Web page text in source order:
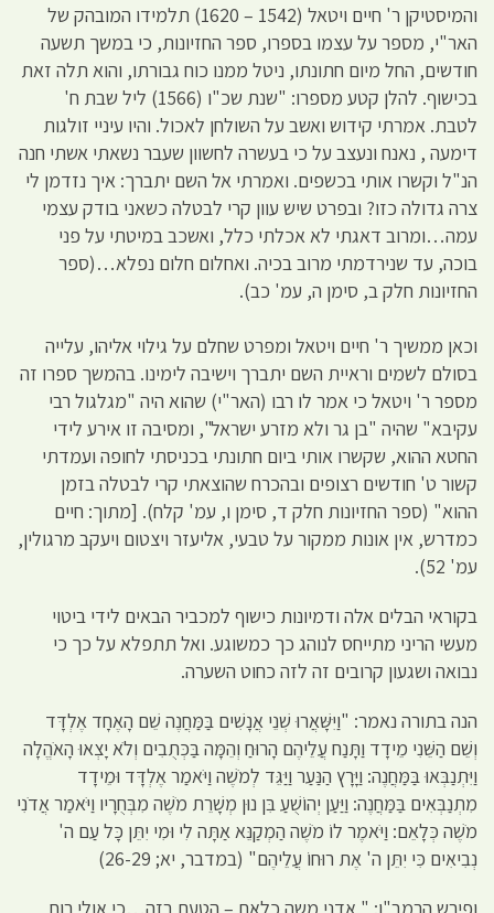
והמיסטיקן ר' חיים ויטאל (1542 – 1620) תלמידו המובהק של
האר"י, מספר על עצמו בספרו, ספר החזיונות, כי במשך תשעה
חודשים, החל מיום חתונתו, ניטל ממנו כוח גבורתו, והוא תלה זאת
בכישוף. להלן קטע מספרו: "שנת שכ"ו (1566) ליל שבת ח'
לטבת. אמרתי קידוש ואשב על השולחן לאכול. והיו עיניי זולגות
דימעה , נאנח ונעצב על כי בעשרה לחשוון שעבר נשאתי אשתי חנה
הנ"ל וקשרו אותי בכשפים. ואמרתי אל השם יתברך: איך נזדמן לי
צרה גדולה כזו? ובפרט שיש עוון קרי לבטלה כשאני בודק עצמי
עמה…ומרוב דאגתי לא אכלתי כלל, ואשכב במיטתי על פני
בוכה, עד שנירדמתי מרוב בכיה. ואחלום חלום נפלא…(ספר
החזיונות חלק ב, סימן ה, עמ' כב).
וכאן ממשיך ר' חיים ויטאל ומפרט שחלם על גילוי אליהו, עלייה
בסולם לשמים וראיית השם יתברך וישיבה לימינו. בהמשך ספרו זה
מספר ר' ויטאל כי אמר לו רבו (האר"י) שהוא היה "מגלגול רבי
עקיבא" שהיה "בן גר ולא מזרע ישראל", ומסיבה זו אירע לידי
החטא ההוא, שקשרו אותי ביום חתונתי בכניסתי לחופה ועמדתי
קשור ט' חודשים רצופים ובהכרח שהוצאתי קרי לבטלה בזמן
ההוא" (ספר החזיונות חלק ד, סימן ו, עמ' קלח). [מתוך: חיים
כמדרש, אין אונות ממקור על טבעי, אליעזר ויצטום ויעקב מרגולין,
עמ' 52).
בקוראי הבלים אלה ודמיונות כישוף למכביר הבאים לידי ביטוי
מעשי הריני מתייחס לנוהג כך כמשוגע. ואל תתפלא על כך כי
נבואה ושגעון קרובים זה לזה כחוט השערה.
הנה בתורה נאמר: "וַיִּשָּׁאֲרוּ שְׁנֵי אֲנָשִׁים בַּמַּחֲנֶה שֵׁם הָאֶחָד אֶלְדָּד
וְשֵׁם הַשֵּׁנִי מֵידָד וַתָּנַח עֲלֵיהֶם הָרוּחַ וְהֵמָּה בַּכְּתֻבִים וְלֹא יָצְאוּ הָאֹהֱלָה
וַיִּתְנַבְּאוּ בַּמַּחֲנֶה: וַיָּרָץ הַנַּעַר וַיַּגֵּד לְמֹשֶׁה וַיֹּאמַר אֶלְדָּד וּמֵידָד
מִתְנַבְּאִים בַּמַּחֲנֶה: וַיַּעַן יְהוֹשֻׁעַ בִּן נוּן מְשָׁרֵת מֹשֶׁה מִבְּחֻרָיו וַיֹּאמַר אֲדֹנִי
מֹשֶׁה כְּלָאֵם: וַיֹּאמֶר לוֹ מֹשֶׁה הַמְקַנֵּא אַתָּה לִי וּמִי יִתֵּן כָּל עַם ה'
נְבִיאִים כִּי יִתֵּן ה' אֶת רוּחוֹ עֲלֵיהֶם" (במדבר, יא; 26-29)